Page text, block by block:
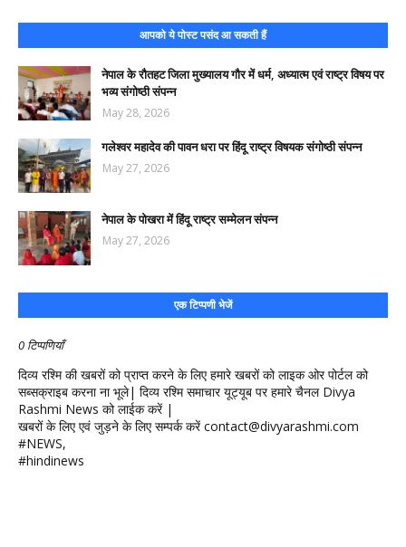
आपको ये पोस्ट पसंद आ सकती हैं
नेपाल के रौतहट जिला मुख्यालय गौर में धर्म, अध्यात्म एवं राष्ट्र विषय पर
भव्य संगोष्ठी संपन्न
May 28, 2026
गलेश्वर महादेव की पावन धरा पर हिंदू राष्ट्र विषयक संगोष्ठी संपन्न
May 27, 2026
नेपाल के पोखरा में हिंदू राष्ट्र सम्मेलन संपन्न
May 27, 2026
एक टिप्पणी भेजें
0 टिप्पणियाँ
दिव्य रश्मि की खबरों को प्राप्त करने के लिए हमारे खबरों को लाइक ओर पोर्टल को
सब्सक्राइब करना ना भूले| दिव्य रश्मि समाचार यूट्यूब पर हमारे चैनल Divya
Rashmi News को लाईक करें |
खबरों के लिए एवं जुड़ने के लिए सम्पर्क करें contact@divyarashmi.com
#NEWS,
#hindinews